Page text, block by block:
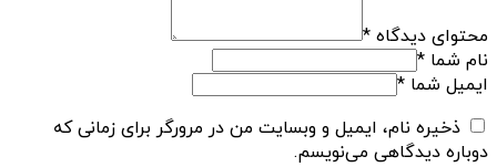
محتوای دیدگاه *
نام شما *
ایمیل شما *
ذخیره نام، ایمیل و وبسایت من در مرورگر برای زمانی که
دوباره دیدگاهی می‌نویسم.